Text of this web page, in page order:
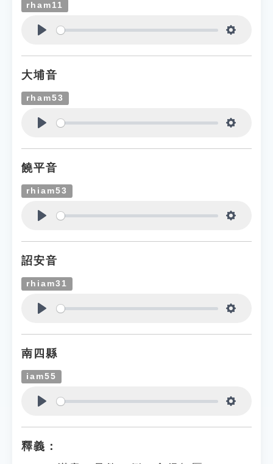
rham11
大埔音
rham53
饒平音
rhiam53
詔安音
rhiam31
南四縣
iam55
釋義：